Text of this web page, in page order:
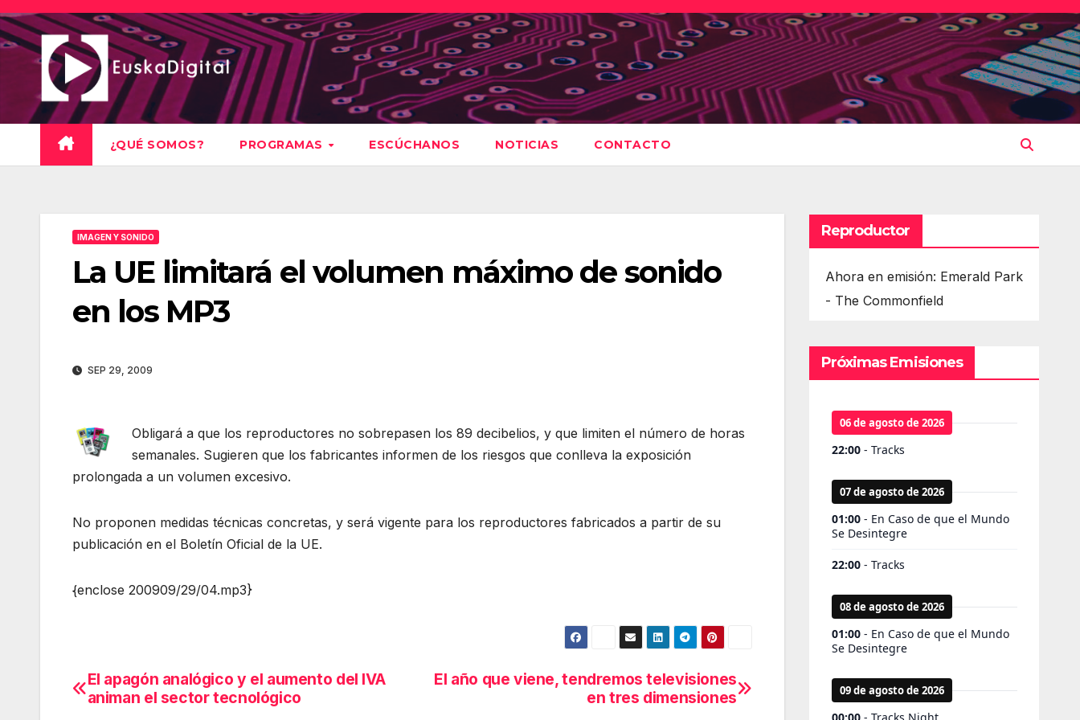
Saltar
al
contenido
¿QUÉ SOMOS? PROGRAMAS ESCÚCHANOS NOTICIAS CONTACTO
IMAGEN Y SONIDO
La UE limitará el volumen máximo de sonido
en los MP3
SEP 29, 2009
Obligará a que los reproductores no sobrepasen los 89 decibelios, y que limiten el número de horas
semanales. Sugieren que los fabricantes informen de los riesgos que conlleva la exposición
prolongada a un volumen excesivo.
No proponen medidas técnicas concretas, y será vigente para los reproductores fabricados a partir de su
publicación en el Boletín Oficial de la UE.
{enclose 200909/29/04.mp3}
Navegación
El año que viene, tendremos televisiones
en tres dimensiones
El apagón analógico y el aumento del IVA
animan el sector tecnológico
Reproductor
Ahora en emisión: Emerald Park
- The Commonfield
Próximas Emisiones